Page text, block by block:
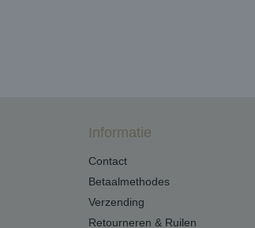
Informatie
Contact
Betaalmethodes
Verzending
Retourneren & Ruilen